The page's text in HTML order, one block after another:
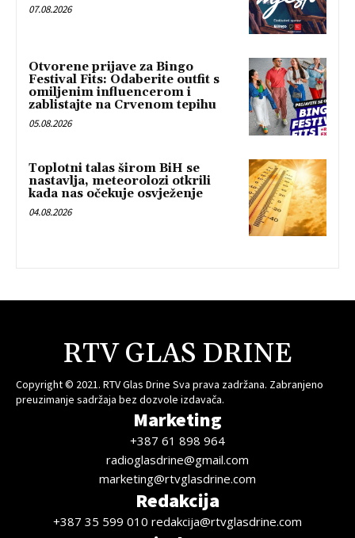
07.08.2026
Otvorene prijave za Bingo
Festival Fits: Odaberite outfit s
omiljenim influencerom i
zablistajte na Crvenom tepihu
05.08.2026
Toplotni talas širom BiH se
nastavlja, meteorolozi otkrili
kada nas očekuje osvježenje
04.08.2026
RTV GLAS DRINE
Copyright © 2021. RTV Glas Drine Sva prava zadržana. Zabranjeno
preuzimanje sadržaja bez dozvole izdavača.
Marketing
+387 61 898 964
radioglasdrine@gmail.com
marketing@rtvglasdrine.com
Redakcija
+387 35 599 010 redakcija@rtvglasdrine.com